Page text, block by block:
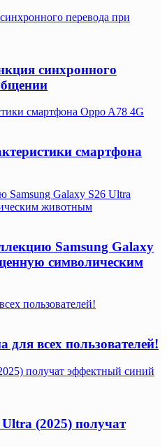
перевода при
синхронного
смартфона Oppo A78 4G
смартфона
Samsung Galaxy S26 Ultra
животным
Samsung Galaxy
символическим
пользователей!
для всех пользователей!
получат эффектный синий
(2025) получат